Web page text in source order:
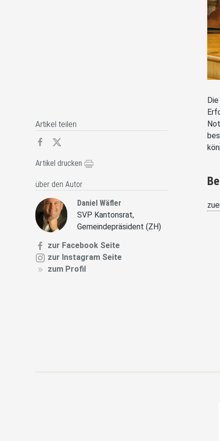
Artikel teilen
Artikel drucken
über den Autor
Daniel Wäfler
SVP Kantonsrat,
Gemeindepräsident (ZH)
zur Facebook Seite
zur Instagram Seite
zum Profil